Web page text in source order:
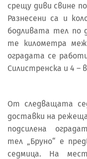
срещу диви свине
Разнесени са и
бодливата тел по
те километра
оградата се
Силистренска и 4 –
От следващата
доставки на
подсилена
тел „Бруно“ е
седмица. На